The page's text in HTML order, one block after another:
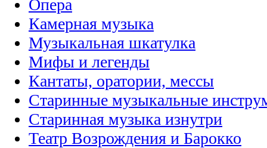
Опера
Камерная музыка
Музыкальная шкатулка
Мифы и легенды
Кантаты, оратории, мессы
Старинные музыкальные
Старинная музыка изнутри
Театр Возрождения и Барокко